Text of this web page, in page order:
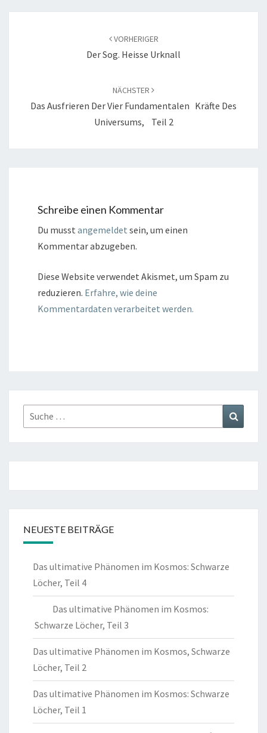
VORHERIGER
Der Sog. Heisse Urknall
NÄCHSTER
Das Ausfrieren Der Vier Fundamentalen Kräfte Des
Universums, Teil 2
Schreibe einen Kommentar
Du musst angemeldet sein, um einen
Kommentar abzugeben.
Diese Website verwendet Akismet, um Spam zu
reduzieren. Erfahre, wie deine
Kommentardaten verarbeitet werden.
Suche
nach:
NEUESTE BEITRÄGE
Das ultimative Phänomen im Kosmos: Schwarze
Löcher, Teil 4
Das ultimative Phänomen im Kosmos:
Schwarze Löcher, Teil 3
Das ultimative Phänomen im Kosmos, Schwarze
Löcher, Teil 2
Das ultimative Phänomen im Kosmos: Schwarze
Löcher, Teil 1